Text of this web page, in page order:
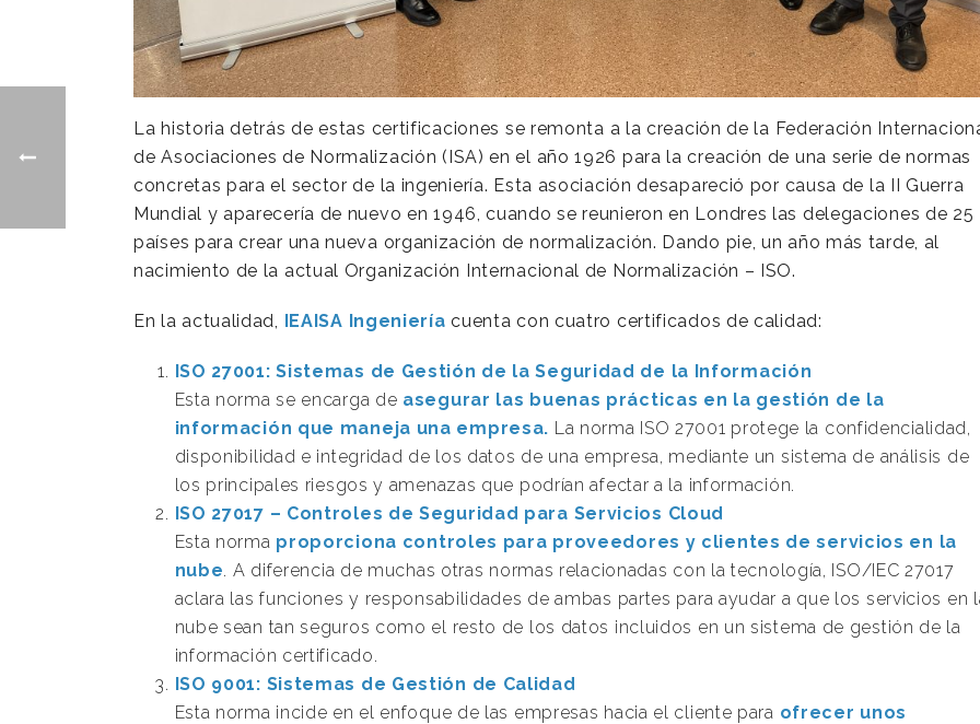
La historia detrás de estas certificaciones se remonta a la creación de la Federación
de Asociaciones de Normalización (ISA) en el año 1926 para la creación de una serie de normas
concretas para el sector de la ingeniería. Esta asociación desapareció por causa de la II Guerra
Mundial y aparecería de nuevo en 1946, cuando se reunieron en Londres las delegaciones de 25
países para crear una nueva organización de normalización. Dando pie, un año más tarde, al
nacimiento de la actual Organización Internacional de Normalización – ISO.
En la actualidad, IEAISA Ingeniería cuenta con cuatro certificados de calidad:
ISO 27001: Sistemas de Gestión de la Seguridad de la Información
Esta norma se encarga de asegurar las buenas prácticas en la gestión de la
información que maneja una empresa. La norma ISO 27001 protege la confidencialidad,
disponibilidad e integridad de los datos de una empresa, mediante un sistema de análisis de
los principales riesgos y amenazas que podrían afectar a la información.
ISO 27017 – Controles de Seguridad para Servicios Cloud
Esta norma proporciona controles para proveedores y clientes de servicios en la
nube. A diferencia de muchas otras normas relacionadas con la tecnología, ISO/IEC 27017
aclara las funciones y responsabilidades de ambas partes para ayudar a que los servicios en
nube sean tan seguros como el resto de los datos incluidos en un sistema de gestión de la
información certificado.
ISO 9001: Sistemas de Gestión de Calidad
Esta norma incide en el enfoque de las empresas hacia el cliente para ofrecer unos